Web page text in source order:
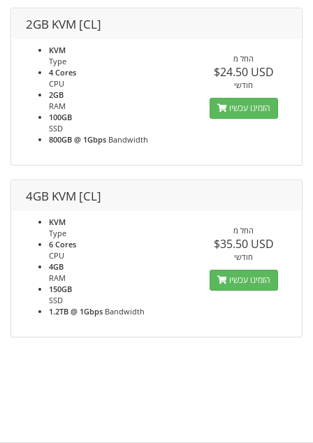
2GB KVM [CL]
KVM
Type
4 Cores
CPU
2GB
RAM
100GB
SSD
800GB @ 1Gbps Bandwidth
החל מ
$24.50 USD
חודשי
הזמינו עכשיו
4GB KVM [CL]
KVM
Type
6 Cores
CPU
4GB
RAM
150GB
SSD
1.2TB @ 1Gbps Bandwidth
החל מ
$35.50 USD
חודשי
הזמינו עכשיו